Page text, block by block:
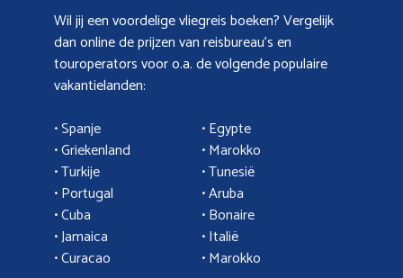
Wil jij een voordelige vliegreis boeken? Vergelijk
dan online de prijzen van reisbureau’s en
touroperators voor o.a. de volgende populaire
vakantielanden:
• Spanje
• Griekenland
• Turkije
•Portugal
•Cuba
•Jamaica
• Curacao
• Egypte
•Marokko
• Tunesië
•Aruba
• Bonaire
•Italië
•Marokko